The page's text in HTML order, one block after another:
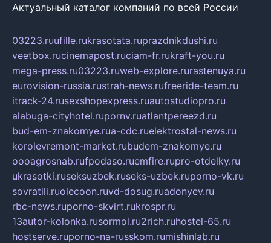
Актуальный каталог компаний по всей России
03223.ruufille.rukrasotata.ruprazdnikdushi.ru
veetbox.rucinemapost.ruciam-fr.rukraft-you.ru
mega-press.ru03223.ruweb-explore.rurastenuya.ru
eurovision-russia.rustrah-news.rufreeride-team.ru
itrack-24.rusexshopexpress.ruautostudiopro.ru
alabuga-cityhotel.rupornv.ruatlantpereezd.ru
bud-em-znakomye.rua-cdc.ruelektrostal-news.ru
korolevremont-market.rubudem-znakomye.ru
oooagrosnab.rufpodaso.ruemfire.rupro-otdelky.ru
ukrasotki.ruseksuzbek.ruseks-uzbek.ruporno-vk.ru
sovratili.ruolecoon.ruvd-dosug.ruadonyev.ru
rbc-news.ruporno-skvirt.rukrospr.ru
13autor-kolonka.rusormol.ru2rich.ruhostel-65.ru
hostserve.ruporno-na-russkom.rumishinlab.ru